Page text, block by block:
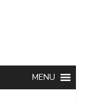
MENU